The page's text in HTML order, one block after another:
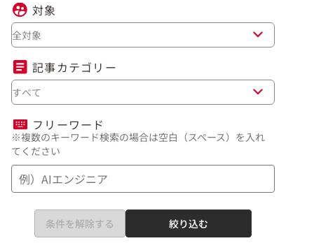
対象
全対象
記事カテゴリー
すべて
フリーワード
※複数のキーワード検索の場合は空白（スペース）を入れ
てください
条件を解除する 絞り込む